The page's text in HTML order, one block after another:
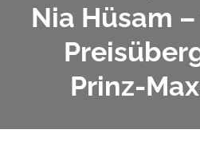
Nia Hüsam
Prinz-